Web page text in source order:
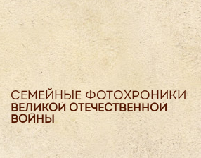
СЕМЕЙНЫЕ ФОТОХРОНИКИ
ВЕЛИКОЙ ОТЕЧЕСТВЕННОЙ
ВОЙНЫ